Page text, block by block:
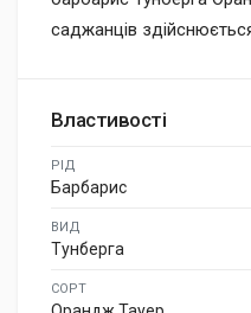
саджанців
Властивості
РІД
Барбарис
ВИД
Тунберга
СОРТ